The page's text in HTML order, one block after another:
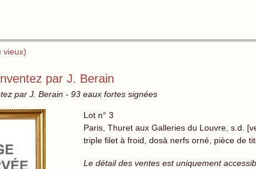
vieux)
par J. Berain
par J. Berain - 93 eaux fortes signées
Lot n° 3
Paris, Thuret aux Galleries du Louvre, s.d.
triple filet à froid, dosà nerfs orné, pièce de
Le détail des ventes est uniquement